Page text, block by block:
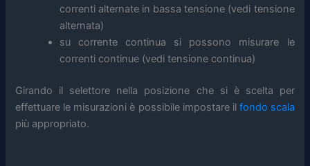
correnti alternate in bassa tensione (vedi tensione
alternata)
su corrente continua si possono misurare le
correnti continue (vedi tensione continua)
Girando il selettore nella posizione che si è scelta per
effettuare le misurazioni è possibile impostare il fondo scala
più appropriato.